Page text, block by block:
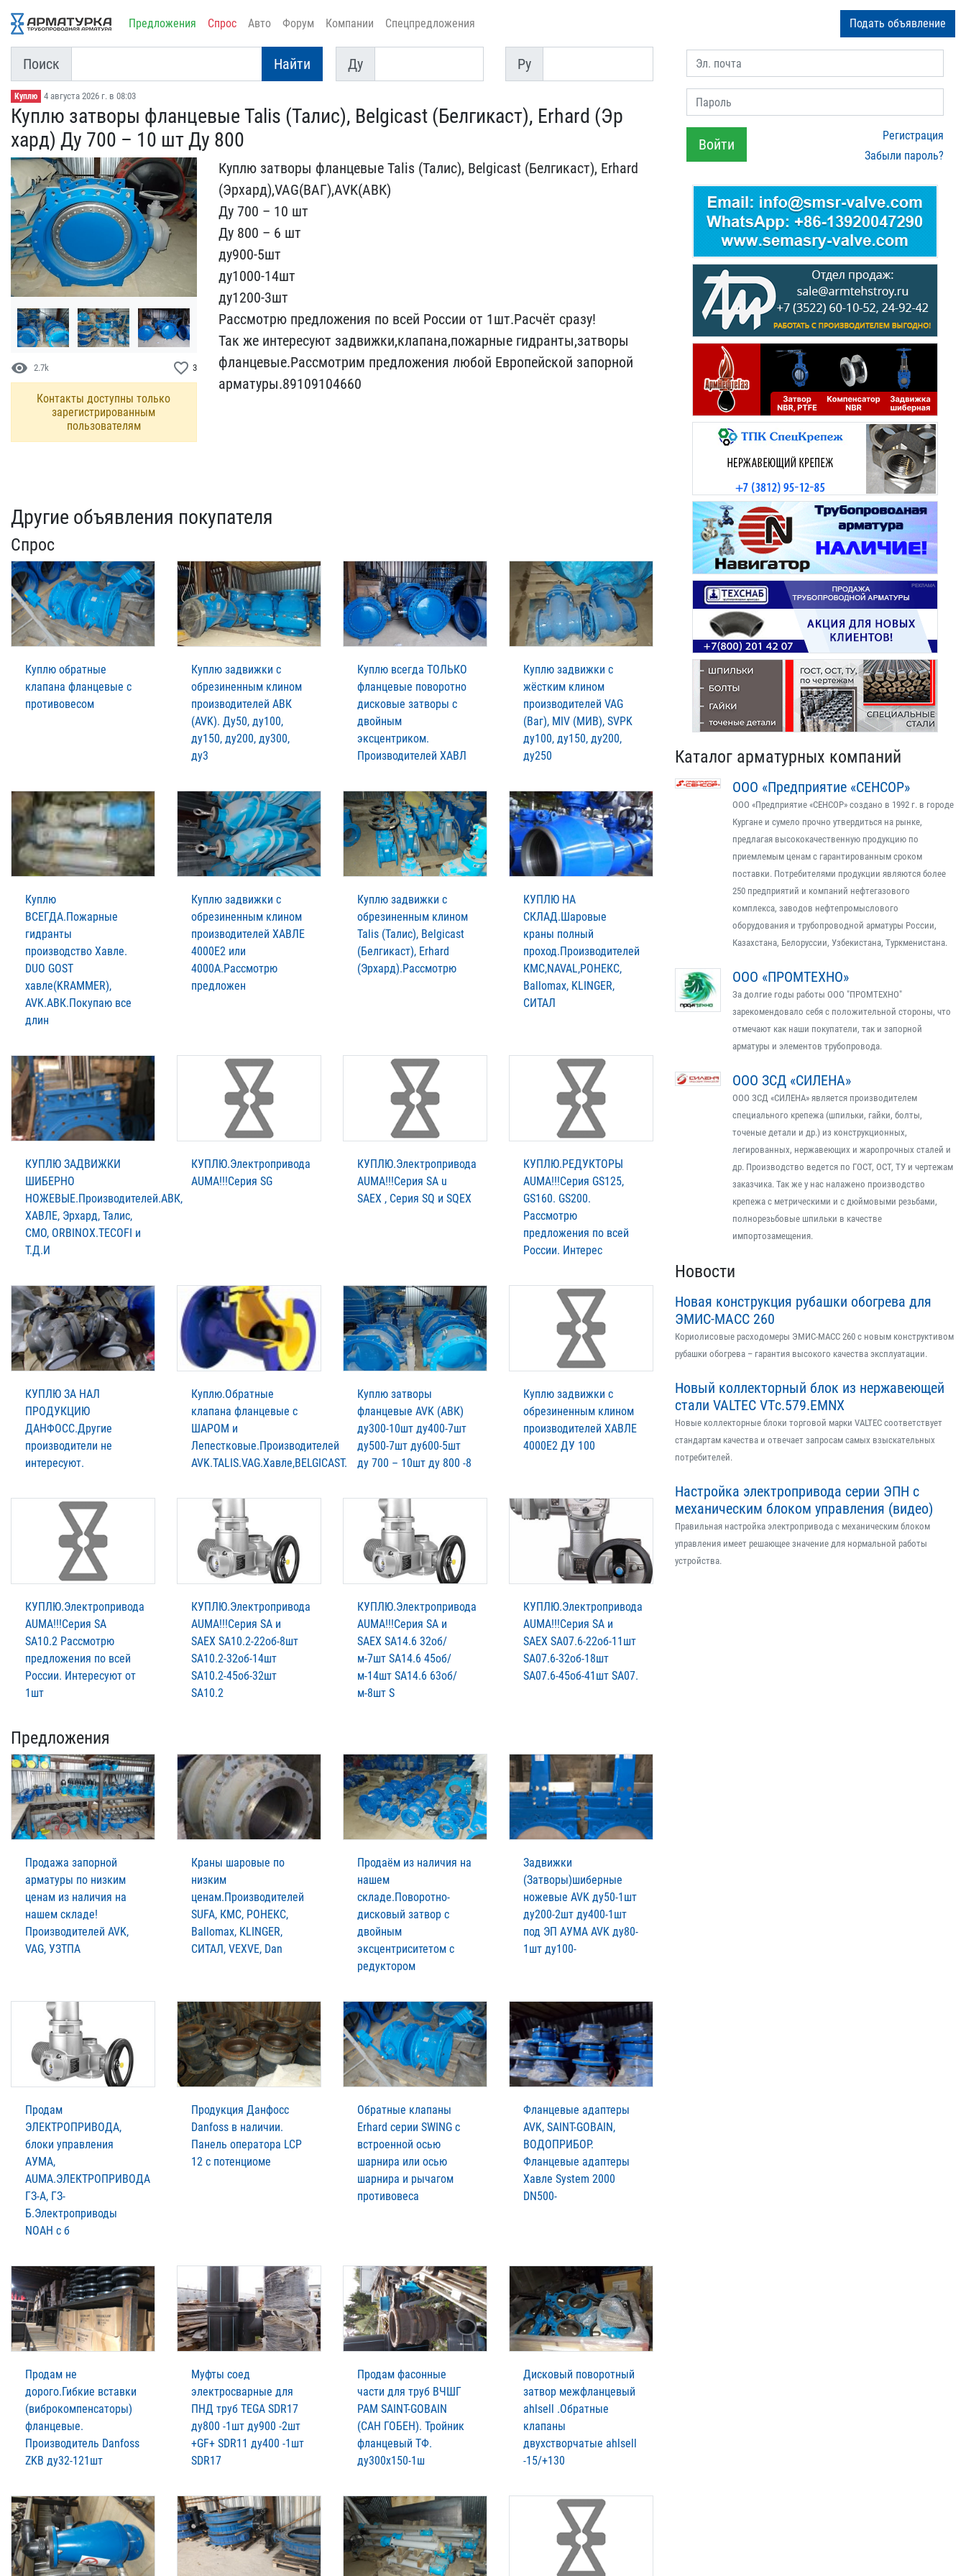
Предложения Спрос Авто Форум Компании Спецпредложения Подать объявление
Поиск Найти
Ду
Ду
Py
Py
Куплю 4 августа 2026 г. в 08:03
Куплю затворы фланцевые ​Talis (Талис), Belgicast​ (Белгикаст), Erhard (Эр​
хард) Ду 700 – 10 шт Ду ​800
visibility 2.7k favorite_border 3
Контакты доступны только
зарегистрированным
пользователям
Куплю затворы фланцевые ​Talis (Талис), Belgicast​ (Белгикаст), Erhard
(Эр​хард),VAG(ВАГ),AVK(АВК)
​Ду 700 – 10 шт
Ду 800 – ​6 шт
ду900-5шт
ду1000-14​шт
ду1200-3шт
Рассмотрю ​предложения по всей Росс​ии от 1шт.Расчёт сразу!
​Так же интересуют задвиж​ки,клапана,пожарные гидр​анты,затворы
фланцевые.Р​ассмотрим предложения лю​бой Европейской запорной​
арматуры.89109104660
Другие объявления покупателя
Спрос
Куплю обратные
клапана фланцевые с
противовесом
Куплю задвижки с
обрезиненным клином
производителей АВК
(AVK). Ду50, ду100,
ду150, ду200, ду300,
ду3
Куплю всегда ТОЛЬКО
фланцевые поворотно
дисковые затворы с
двойным
эксцентриком.
Производителей XАВЛ
Куплю задвижки с
жёстким клином
производителей VAG
(Ваг), MIV (МИВ), SVPK
ду100, ду150, ду200,
ду250
Куплю
ВСЕГДА.Пожарные
гидранты
производство Xавле.
DUO GOST
xавле(KRAMMER),
AVK.АВК.Покупаю все
длин
Куплю задвижки с
обрезиненным клином
производителей XАВЛЕ
4000Е2 или
4000А.Рассмотрю
предложен
Куплю задвижки с
обрезиненным клином
Talis (Талис), Belgicast
(Белгикаст), Erhard
(Эрхард).Рассмотрю
КУПЛЮ НА
СКЛАД.Шаровые
краны полный
проход.Производителей
КМС,NAVAL,РОНЕКС,
Ballomax, KLINGER,
СИТАЛ
КУПЛЮ ЗАДВИЖКИ
ШИБЕРНО
НОЖЕВЫЕ.Производителей.АВК,
XАВЛЕ, Эрхард, Талис,
СМО, ORBINOX.TECOFI и
Т.Д.И
КУПЛЮ.Электропривода
AUMА!!!Серия SG
КУПЛЮ.Электропривода
AUMА!!!Серия SA u
SAEX , Серия SQ и SQEX
КУПЛЮ.РЕДУКТОРЫ
AUMА!!!Серия GS125,
GS160. GS200.
Рассмотрю
предложения по всей
России. Интерес
КУПЛЮ ЗА НАЛ
ПРОДУКЦИЮ
ДАНФОСС.Другие
производители не
интересуют.
Куплю.Обратные
клапана фланцевые с
ШАРОМ и
Лепестковые.Производителей
AVK.TALIS.VAG.Xавле,BELGICAST.
Куплю затворы
фланцевые AVK (АВК)
ду300-10шт ду400-7шт
ду500-7шт ду600-5шт
ду 700 – 10шт ду 800 -8
Куплю задвижки с
обрезиненным клином
производителей XАВЛЕ
4000Е2 ДУ 100
КУПЛЮ.Электропривода
AUMА!!!Серия SA
SA10.2 Рассмотрю
предложения по всей
России. Интересуют от
1шт
КУПЛЮ.Электропривода
AUMА!!!Серия SA и
SAЕХ SA10.2-22об-8шт
SA10.2-32об-14шт
SA10.2-45об-32шт
SA10.2
КУПЛЮ.Электропривода
AUMА!!!Серия SA и
SAЕХ SA14.6 32об/
м-7шт SA14.6 45об/
м-14шт SA14.6 63об/
м-8шт S
КУПЛЮ.Электропривода
AUMА!!!Серия SA и
SAЕХ SA07.6-22об-11шт
SA07.6-32об-18шт
SA07.6-45об-41шт SA07.
Предложения
Продажа запорной
арматуры по низким
ценам из наличия на
нашем складе!
Производителей AVK,
VAG, УЗТПА
Краны шаровые по
низким
ценам.Производителей
SUFA, КМС, РОНЕКС,
Ballomax, KLINGER,
СИТАЛ, VEXVE, Dan
Продаём из наличия на
нашем
складе.Поворотно-
дисковый затвор с
двойным
эксцентриситетом с
редуктором
Задвижки
(Затворы)шиберные
ножевые AVK ду50-1шт
ду200-2шт ду400-1шт
под ЭП АУМА AVK ду80-
1шт ду100-
Продам
ЭЛЕКТРОПРИВОДА,
блоки управления
АУМА,
AUMA.ЭЛЕКТРОПРИВОДА
ГЗ-А, ГЗ-
Б.Электроприводы
NOAH c б
Продукция Данфосс
Danfoss в наличии.
Панель оператора LCP
12 с потенциоме
Обратные клапаны
Erhard серии SWING с
встроенной осью
шарнира или осью
шарнира и рычагом
противовеса
Фланцевые адаптеры
AVK, SAINT-GOBAIN,
ВОДОПРИБОР.
Фланцевые адаптеры
Xавле System 2000
DN500-
Продам не
дорого.Гибкие вставки
(виброкомпенсаторы)
фланцевые.
Производитель Danfoss
ZKB ду32-121шт
Муфты соед
электросварные для
ПНД труб TEGA SDR17
ду800 -1шт ду900 -2шт
+GF+ SDR11 ду400 -1шт
SDR17
Продам фасонные
части для труб ВЧШГ
РАМ SAINT-GOBAIN
(САН ГОБЕН). Тройник
фланцевый ТФ.
ду300х150-1ш
Дисковый поворотный
затвор межфланцевый
ahlsell .Обратные
клапаны
двухстворчатые ahlsell
-15/+130
Эл. почта
Пароль
Войти
Регистрация
Забыли пароль?
Каталог арматурных компаний
ООО «Предприятие «СЕНСОР»
ООО «Предприятие «СЕНСОР» создано в 1992 г. в городе
Кургане и сумело прочно утвердиться на рынке,
предлагая высококачественную продукцию по
приемлемым ценам с гарантированным сроком
поставки. Потребителями продукции являются более
250 предприятий и компаний нефтегазового
комплекса, заводов нефтепромыслового
оборудования и трубопроводной арматуры России,
Казахстана, Белоруссии, Узбекистана, Туркменистана.
ООО «ПРОМТЕХНО»
За долгие годы работы ООО "ПРОМТЕХНО"
зарекомендовало себя с положительной стороны, что
отмечают как наши покупатели, так и запорной
арматуры и элементов трубопровода.
ООО ЗСД «СИЛЕНА»
ООО ЗСД «СИЛЕНА» является производителем
специального крепежа (шпильки, гайки, болты,
точеные детали и др.) из конструкционных,
легированных, нержавеющих и жаропрочных сталей и
др. Производство ведется по ГОСТ, ОСТ, ТУ и чертежам
заказчика. Так же у нас налажено производство
крепежа с метрическими и с дюймовыми резьбами,
полнорезьбовые шпильки в качестве
импортозамещения.
Новости
Новая конструкция рубашки обогрева для
ЭМИС-МАСС 260
Кориолисовые расходомеры ЭМИС-МАСС 260 с новым конструктивом
рубашки обогрева – гарантия высокого качества эксплуатации.
Новый коллекторный блок из нержавеющей
стали VALTEC VTс.579.EMNX
Новые коллекторные блоки торговой марки VALTEC соответствует
стандартам качества и отвечает запросам самых взыскательных
потребителей.
Настройка электропривода серии ЭПН с
механическим блоком управления (видео)
Правильная настройка электропривода с механическим блоком
управления имеет решающее значение для нормальной работы
устройства.